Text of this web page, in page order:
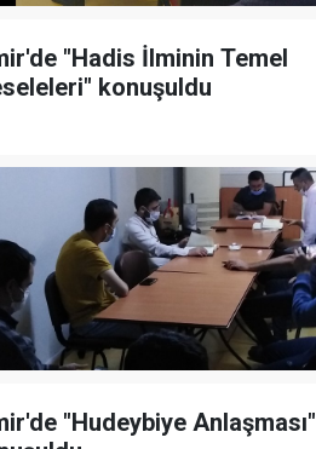
"Hadis İlminin Temel
konuşuldu
"Hudeybiye Anlaşması"